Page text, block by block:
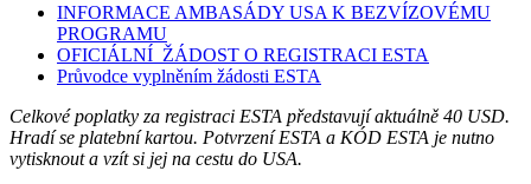
INFORMACE AMBASÁDY USA K BEZVÍZOVÉMU
PROGRAMU
OFICIÁLNÍ ŽÁDOST O REGISTRACI ESTA
Průvodce vyplněním žádosti ESTA
Celkové poplatky za registraci ESTA představují aktuálně 40 USD.
Hradí se platební kartou. Potvrzení ESTA a KÓD ESTA je nutno
vytisknout a vzít si jej na cestu do USA.